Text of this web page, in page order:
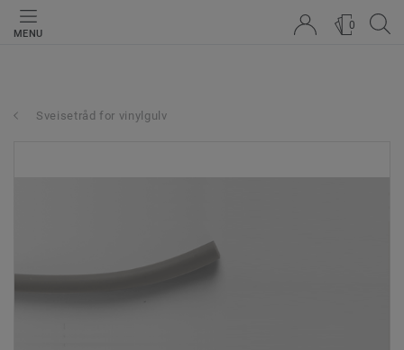
MENU
0
Sveisetråd for vinylgulv